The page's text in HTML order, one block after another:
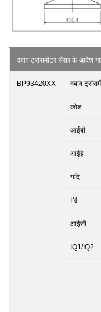
दबाव ट्रांसमीटर सेंसर के आदेश
BP93420XX दबाव
कोड
आईबी
आईई
यदि
IN
आईसी
IQ1/IQ2